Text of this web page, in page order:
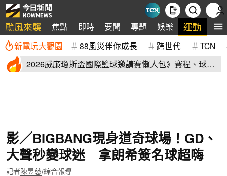
颱風來襲 焦點 即時 要聞 專題 娛樂 運動 全
新電玩大觀園 88風災伴你成長 跨世代 TCN
2026威廉瓊斯盃國際籃球邀請賽懶人包》賽程、球員
影／BIGBANG現身道奇球場！GD、
大聲秒變球迷 拿朗希簽名球超嗨
記者陳昱慈/綜合報導